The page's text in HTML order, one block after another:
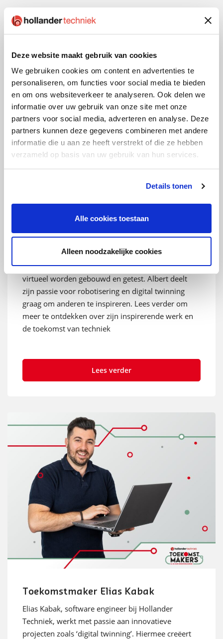
Deze website maakt gebruik van cookies
We gebruiken cookies om content en advertenties te
personaliseren, om functies voor social media te bieden
en om ons websiteverkeer te analyseren. Ook delen we
informatie over uw gebruik van onze site met onze
partners voor social media, adverteren en analyse. Deze
partners kunnen deze gegevens combineren met andere
informatie die u aan ze heeft verstrekt of die ze hebben
verzameld op basis van uw gebruik van hun services.
Details tonen
Alle cookies toestaan
Alleen noodzakelijke cookies
Albert de Vries, software engineer bij Hollander
sleutelen in de fabriek. Hij werkt aan innovatieve
projecten zoals de geautomatiseerde productielijn
voor Auping en ‘digital twinning’, waarbij machines
virtueel worden gebouwd en getest. Albert deelt
zijn passie voor robotisering en digital twinning
graag om anderen te inspireren. Lees verder om
meer te ontdekken over zijn inspirerende werk en
de toekomst van techniek
Lees verder
Toekomstmaker Elias Kabak
Elias Kabak, software engineer bij Hollander
Techniek, werkt met passie aan innovatieve
projecten zoals ‘digital twinning’. Hiermee creëert